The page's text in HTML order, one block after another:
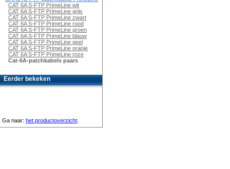
CAT 6A S-FTP PrimeLine wit
CAT 6A S-FTP PrimeLine grijs
CAT 6A S-FTP PrimeLine zwart
CAT 6A S-FTP PrimeLine rood
CAT 6A S-FTP PrimeLine groen
CAT 6A S-FTP PrimeLine blauw
CAT 6A S-FTP PrimeLine geel
CAT 6A S-FTP PrimeLine oranje
CAT 6A S-FTP PrimeLine roze
Cat-6A-patchkabels paars
Eerder bekeken
Ga naar: het productoverzicht